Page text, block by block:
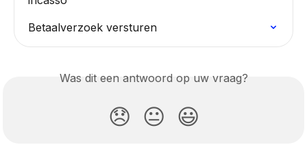
Betaalverzoek versturen
Was dit een antwoord op uw vraag?
😞 😐 😃